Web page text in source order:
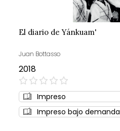
El diario de Yánkuam'
Juan Bottasso
2018
0%
Impreso
Impreso bajo demanda